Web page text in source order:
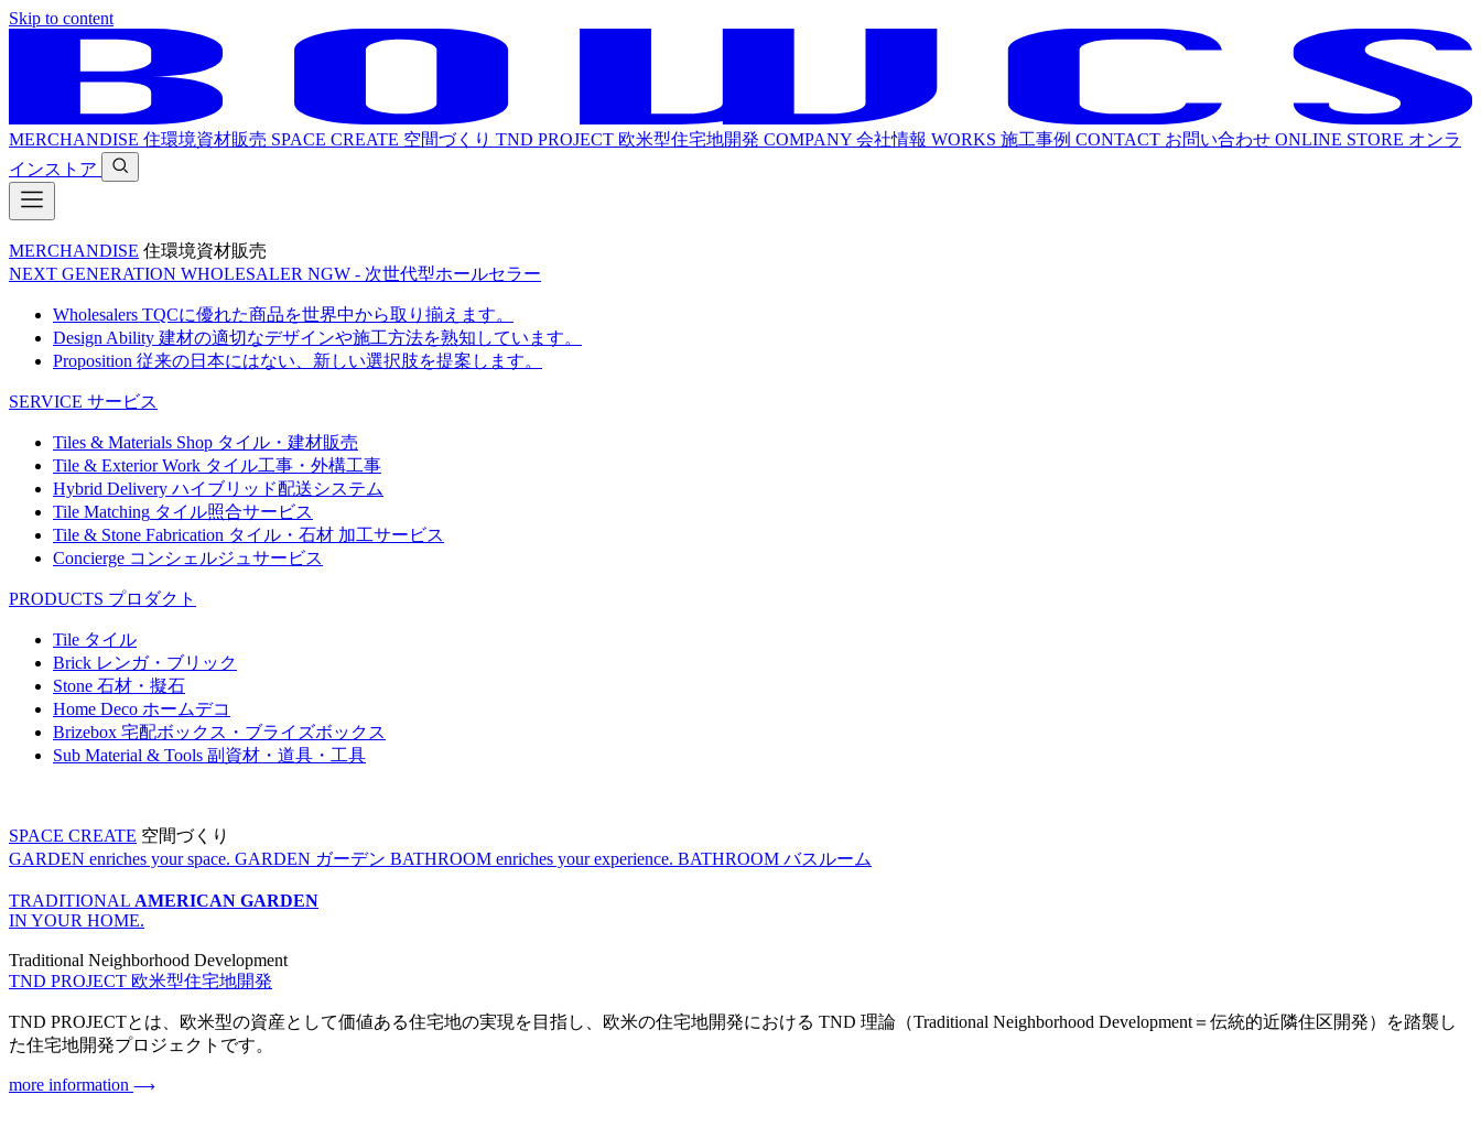
Skip to content
MERCHANDISE 住環境資材販売 SPACE CREATE 空間づくり TND PROJECT 欧米型住宅地開発 COMPANY 会社情報 WORKS 施工事例 CONTACT お問い合わせ ONLINE STORE オンラ
インストア
MERCHANDISE 住環境資材販売
NEXT GENERATION WHOLESALER NGW - 次世代型ホールセラー
Wholesalers TQCに優れた商品を世界中から取り揃えます。
Design Ability 建材の適切なデザインや施工方法を熟知しています。
Proposition 従来の日本にはない、新しい選択肢を提案します。
SERVICE サービス
Tiles & Materials Shop タイル・建材販売
Tile & Exterior Work タイル工事・外構工事
Hybrid Delivery ハイブリッド配送システム
Tile Matching タイル照合サービス
Tile & Stone Fabrication タイル・石材 加工サービス
Concierge コンシェルジュサービス
PRODUCTS プロダクト
Tile タイル
Brick レンガ・ブリック
Stone 石材・擬石
Home Deco ホームデコ
Brizebox 宅配ボックス・ブライズボックス
Sub Material & Tools 副資材・道具・工具
SPACE CREATE 空間づくり
GARDEN enriches your space. GARDEN ガーデン BATHROOM enriches your experience. BATHROOM バスルーム
TRADITIONAL AMERICAN GARDEN
IN YOUR HOME.
Traditional Neighborhood Development
TND PROJECT 欧米型住宅地開発
TND PROJECTとは、欧米型の資産として価値ある住宅地の実現を目指し、欧米の住宅地開発における TND 理論（Traditional Neighborhood Development＝伝統的近隣住区開発）を踏襲し
た住宅地開発プロジェクトです。
more information